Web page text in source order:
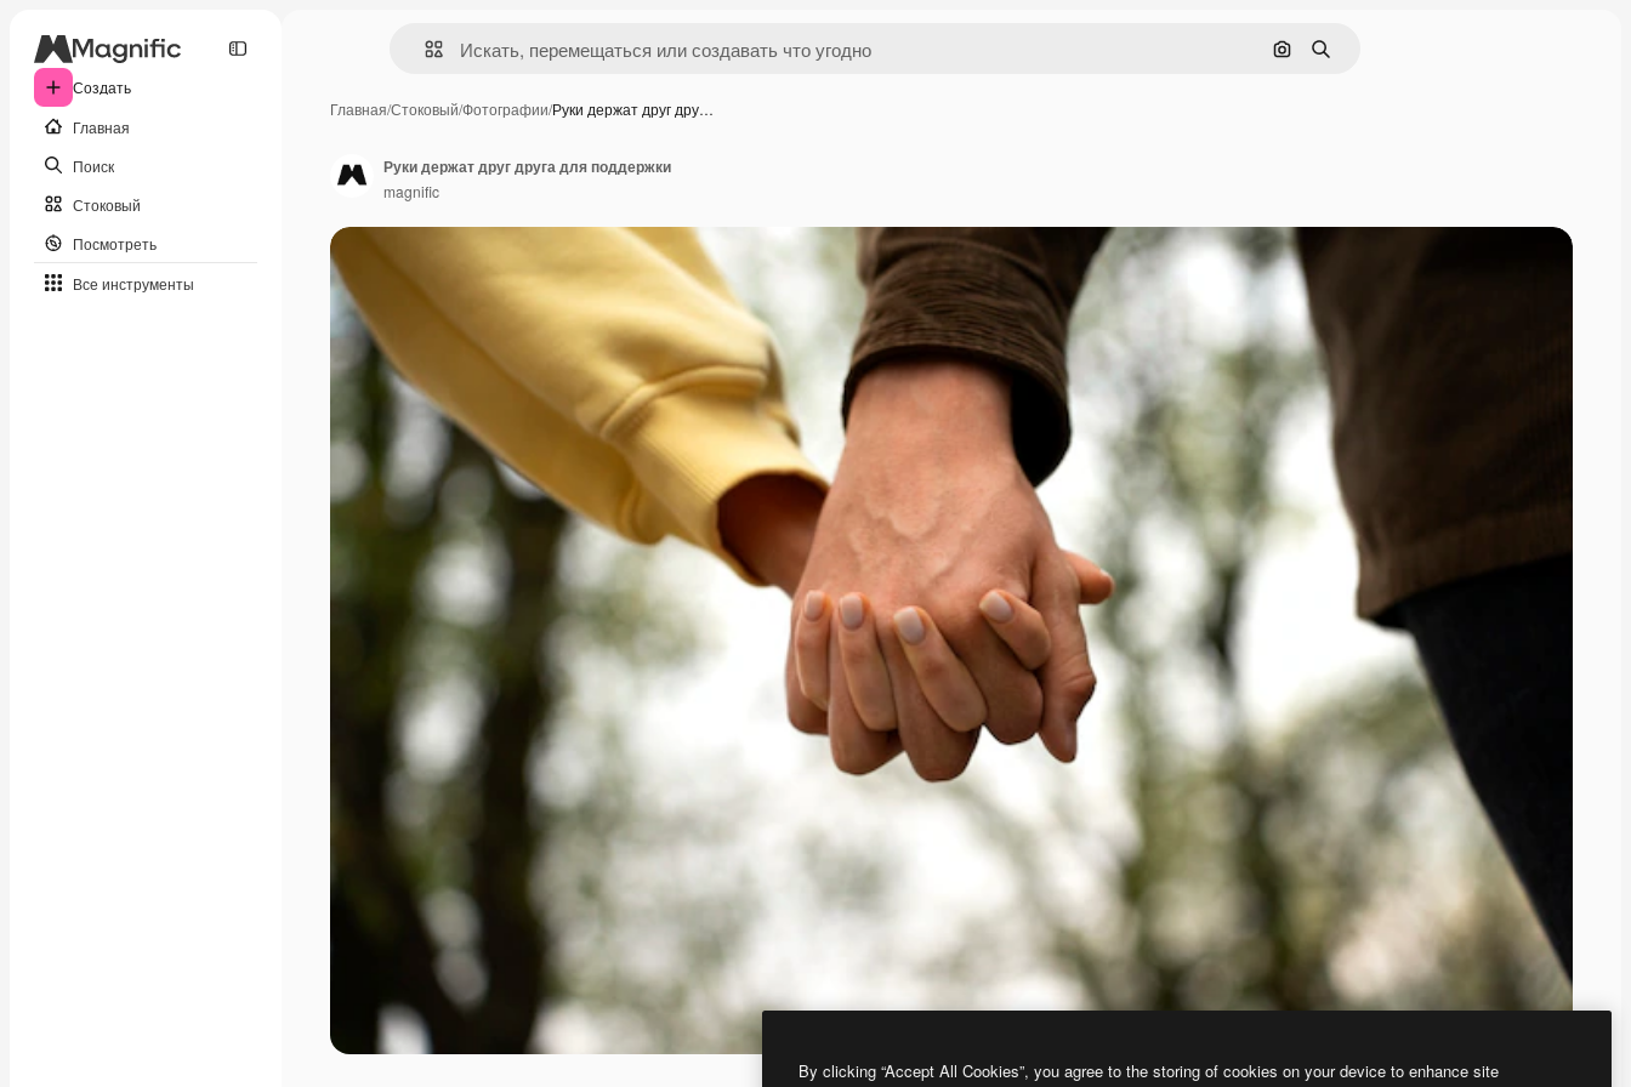
Создать
Главная
Поиск
Стоковый
Посмотреть
Все инструменты
Поиск по изображению
Поиск
Главная/Стоковый/Фотографии/Руки держат друг дру…
Руки держат друг друга для поддержки
magnific
By clicking “Accept All Cookies”, you agree to the storing of cookies on your device to enhance site